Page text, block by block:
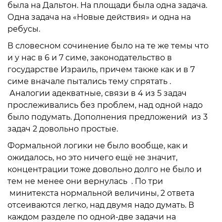
была на Дальтон. На площади была одна задача.
Одна задача на «Новые действия» и одна на
ребусы.
В словесном сочинение было на те же темы что
и у нас в 6 и 7 симе, законодательство в
государстве Израиль, причем также как и в 7
симе вначале пытались тему спрятать .
Аналогии адекватные, связи в 4 из 5 задач
прослеживались без проблем, над одной надо
было подумать. Дополнения предложений из 3
задач 2 довольно простые.
Формальной логики не было вообще, как и
ожидалось, но это ничего ещё не значит,
концентрации тоже довольно долго не было и
тем не менее они вернулась . По три
минитекста нормальной величины, 2 ответа
отсеиваются легко, над двумя надо думать. В
каждом разделе по одной-две задачи на